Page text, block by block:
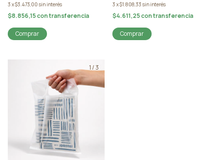
3 x$3.473,00 sin interés
$8.856,15contransferencia
Comprar
3 x$1.808,33 sin interés
$4.611,25contransferencia
Comprar
1/3